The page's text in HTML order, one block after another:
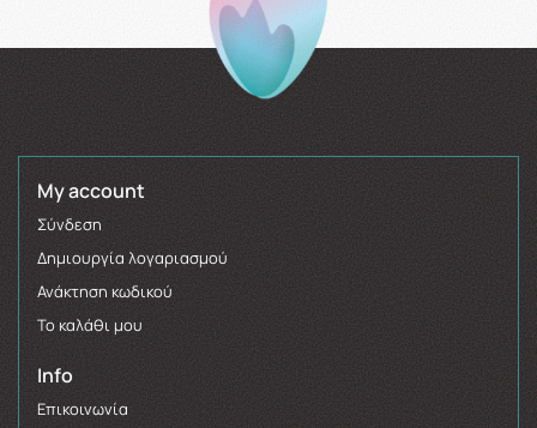
My account
Σύνδεση
Δημιουργία λογαριασμού
Ανάκτηση κωδικού
Το καλάθι μου
Info
Επικοινωνία